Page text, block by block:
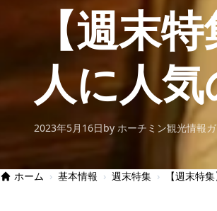
【週末
人に人
2023年5月16日by ホーチミン観光情報
ホーム › 基本情報 › 週末特集 › 【週末特